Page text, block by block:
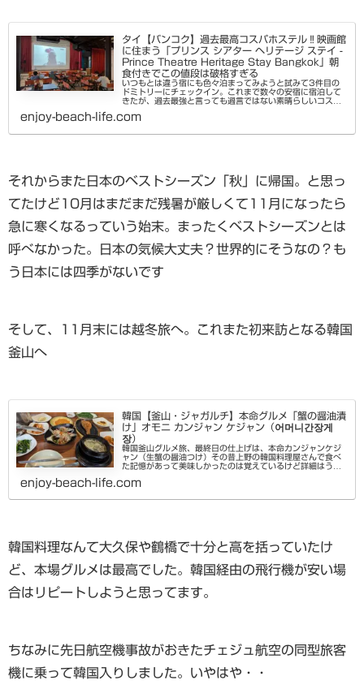
タイ【バンコク】過去最高コスパホステル‼映画館
に住まう「プリンス シアター ヘリテージ ステイ -
Prince Theatre Heritage Stay Bangkok」朝
食付きでこの値段は破格すぎる
いつもとは違う宿にも色々泊まってみようと試みて3件目の
ドミトリーにチェックイン。これまで数々の安宿に宿泊して
きたが、過去最強と言っても過言ではない素晴らしいコスパ
リバーサイド。BTSの最...
enjoy-beach-life.com
それからまた日本のベストシーズン「秋」に帰国。と思っ
てたけど10月はまだまだ残暑が厳しくて11月になったら
急に寒くなるっていう始末。まったくベストシーズンとは
呼べなかった。日本の気候大丈夫？世界的にそうなの？も
う日本には四季がないです
そして、11月末には越冬旅へ。これまた初来訪となる韓国
釜山へ
韓国【釜山・ジャガルチ】本命グルメ「蟹の醤油漬
け」オモニ カンジャン ケジャン（어머니간장게
장）
韓国釜山グルメ旅、最終日の仕上げは、本命カンジャンケジ
ャン（生蟹の醤油つけ）その昔上野の韓国料理屋さんで食べ
た記憶があって美味しかったのは覚えているけど詳細はうろ
チエリアにはそれほど専門...
enjoy-beach-life.com
韓国料理なんて大久保や鶴橋で十分と高を括っていたけ
ど、本場グルメは最高でした。韓国経由の飛行機が安い場
合はリピートしようと思ってます。
ちなみに先日航空機事故がおきたチェジュ航空の同型旅客
機に乗って韓国入りしました。いやはや・・